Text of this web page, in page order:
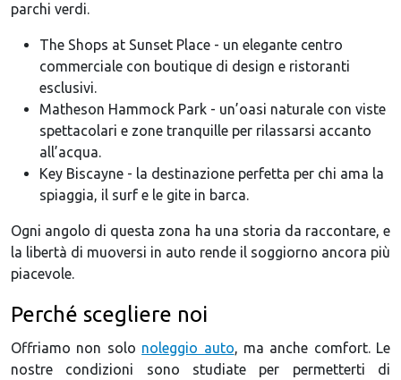
parchi verdi.
The Shops at Sunset Place - un elegante centro
commerciale con boutique di design e ristoranti
esclusivi.
Matheson Hammock Park - un’oasi naturale con viste
spettacolari e zone tranquille per rilassarsi accanto
all’acqua.
Key Biscayne - la destinazione perfetta per chi ama la
spiaggia, il surf e le gite in barca.
Ogni angolo di questa zona ha una storia da raccontare, e
la libertà di muoversi in auto rende il soggiorno ancora più
piacevole.
Perché scegliere noi
Offriamo non solo noleggio auto, ma anche comfort. Le
nostre condizioni sono studiate per permetterti di